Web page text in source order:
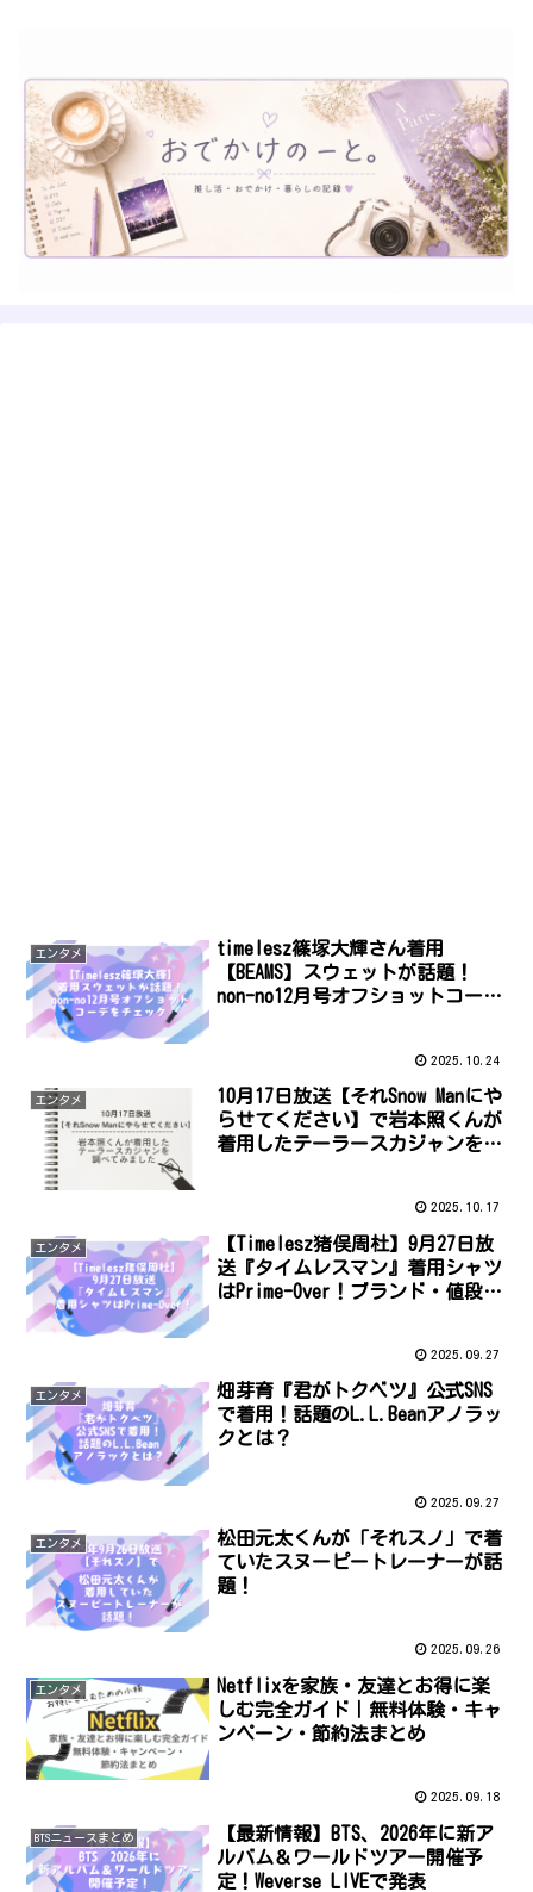
エンタメ
timelesz篠塚大輝さん着用
【BEAMS】スウェットが話題！
non-no12月号オフショットコーデ
2025.10.24
エンタメ
10月17日放送【それSnow Manにや
らせてください】で岩本照くんが
着用したテーラースカジャンを調
2025.10.17
エンタメ
【Timelesz猪俣周杜】9月27日放
送『タイムレスマン』着用シャツ
はPrime-Over！ブランド・値段・
2025.09.27
エンタメ
畑芽育『君がトクベツ』公式SNS
で着用！話題のL.L.Beanアノラッ
クとは？
2025.09.27
エンタメ
松田元太くんが「それスノ」で着
ていたスヌーピートレーナーが話
題！
2025.09.26
エンタメ
Netflixを家族・友達とお得に楽
しむ完全ガイド｜無料体験・キャ
ンペーン・節約法まとめ
2025.09.18
BTSニュースまとめ
【最新情報】BTS、2026年に新ア
ルバム＆ワールドツアー開催予
定！Weverse LIVEで発表